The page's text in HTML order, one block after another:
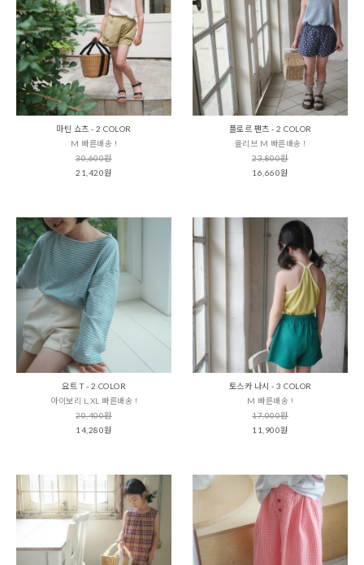
마틴 쇼츠 - 2 COLOR
M 빠른배송 !
30,600원
21,420원
플로르 팬츠 - 2 COLOR
올리브 M 빠른배송 !
23,800원
16,660원
요트 T - 2 COLOR
아이보리 L,XL 빠른배송 !
20,400원
14,280원
토스카 나시 - 3 COLOR
M 빠른배송 !
17,000원
11,900원